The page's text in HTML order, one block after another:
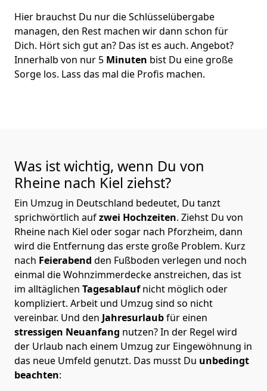
Hier brauchst Du nur die Schlüsselübergabe
managen, den Rest machen wir dann schon für
Dich. Hört sich gut an? Das ist es auch. Angebot?
Innerhalb von nur 5 Minuten bist Du eine große
Sorge los. Lass das mal die Profis machen.
Was ist wichtig, wenn Du von
Rheine nach Kiel ziehst?
Ein Umzug in Deutschland bedeutet, Du tanzt
sprichwörtlich aufzwei Hochzeiten. Ziehst Du von
Rheine nach Kiel oder sogar nach Pforzheim, dann
wird die Entfernung das erste große Problem. Kurz
nach Feierabend den Fußboden verlegen und noch
einmal die Wohnzimmerdecke anstreichen, das ist
im alltäglichen Tagesablaufnicht möglich oder
kompliziert. Arbeit und Umzug sind so nicht
vereinbar. Und den Jahresurlaubfür einen
stressigen Neuanfang nutzen? In der Regel wird
der Urlaub nach einem Umzug zur Eingewöhnung in
das neue Umfeld genutzt. Das musst Du unbedingt
beachten: